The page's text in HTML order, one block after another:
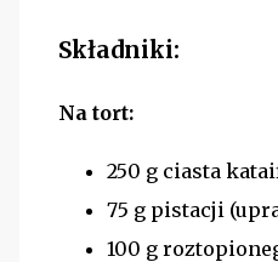
Składniki:
Na tort:
250 g ciasta
75 g pistacji
100 g